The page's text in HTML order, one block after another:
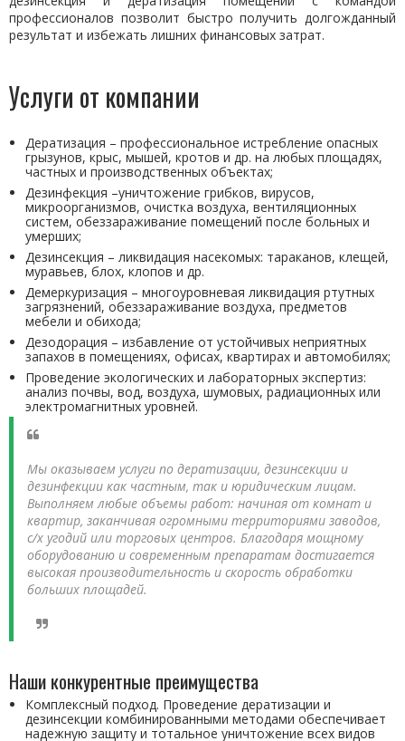
профессионалов позволит быстро получить долгожданный
результат и избежать лишних финансовых затрат.
Услуги от компании
Дератизация – профессиональное истребление опасных
грызунов, крыс, мышей, кротов и др. на любых площадях,
частных и производственных объектах;
Дезинфекция –уничтожение грибков, вирусов,
микроорганизмов, очистка воздуха, вентиляционных
систем, обеззараживание помещений после больных и
умерших;
Дезинсекция – ликвидация насекомых: тараканов, клещей,
муравьев, блох, клопов и др.
Демеркуризация – многоуровневая ликвидация ртутных
загрязнений, обеззараживание воздуха, предметов
мебели и обихода;
Дезодорация – избавление от устойчивых неприятных
запахов в помещениях, офисах, квартирах и автомобилях;
Проведение экологических и лабораторных экспертиз:
анализ почвы, вод, воздуха, шумовых, радиационных или
электромагнитных уровней.
Мы оказываем услуги по дератизации, дезинсекции и
дезинфекции как частным, так и юридическим лицам.
Выполняем любые объемы работ: начиная от комнат и
квартир, заканчивая огромными территориями заводов,
с/х угодий или торговых центров. Благодаря мощному
оборудованию и современным препаратам достигается
высокая производительность и скорость обработки
больших площадей.
Наши конкурентные преимущества
Комплексный подход. Проведение дератизации и
дезинсекции комбинированными методами обеспечивает
надежную защиту и тотальное уничтожение всех видов